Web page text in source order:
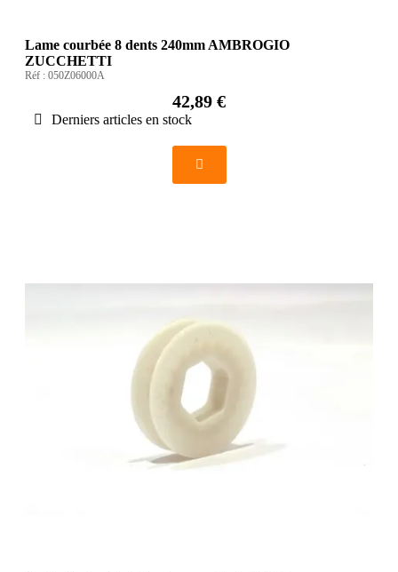
Lame courbée 8 dents 240mm AMBROGIO
ZUCCHETTI
Réf : 050Z06000A
42,89 €
Derniers articles en stock